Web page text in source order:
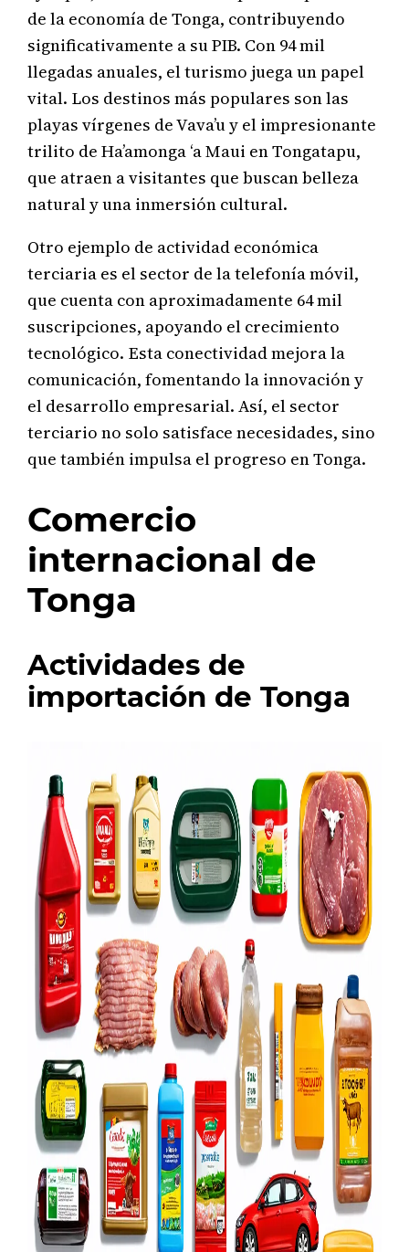
de la economía de Tonga, contribuyendo
significativamente a su PIB. Con 94 mil
llegadas anuales, el turismo juega un papel
vital. Los destinos más populares son las
playas vírgenes de Vava’u y el impresionante
trilito de Ha’amonga ‘a Maui en Tongatapu,
que atraen a visitantes que buscan belleza
natural y una inmersión cultural.
Otro ejemplo de actividad económica
terciaria es el sector de la telefonía móvil,
que cuenta con aproximadamente 64 mil
suscripciones, apoyando el crecimiento
tecnológico. Esta conectividad mejora la
comunicación, fomentando la innovación y
el desarrollo empresarial. Así, el sector
terciario no solo satisface necesidades, sino
que también impulsa el progreso en Tonga.
Comercio
internacional de
Tonga
Actividades de
importación de Tonga